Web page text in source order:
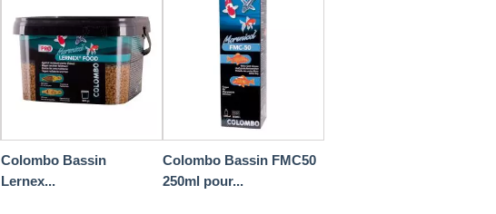
Colombo Bassin
Lernex...
Colombo Bassin FMC50
250ml pour...